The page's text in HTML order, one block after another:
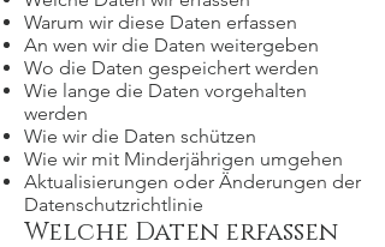
Warum wir diese Daten erfassen
An wen wir die Daten weitergeben
Wo die Daten gespeichert werden
Wie lange die Daten vorgehalten
werden
Wie wir die Daten schützen
Wie wir mit Minderjährigen umgehen
Aktualisierungen oder Änderungen der
Datenschutzrichtlinie
Welche Daten erfassen